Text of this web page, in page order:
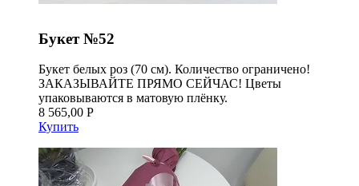
Букет №52
Букет белых роз (70 см). Количество ограничено!
ЗАКАЗЫВАЙТЕ ПРЯМО СЕЙЧАС! Цветы
упаковываются в матовую плёнку.
8 565,00 Р
Купить